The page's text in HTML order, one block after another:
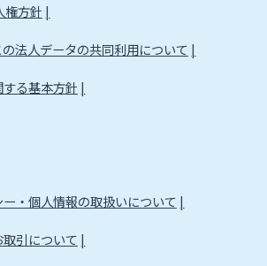
権方針
法人データの共同利用について
る基本方針
・個人情報の取扱いについて
引について